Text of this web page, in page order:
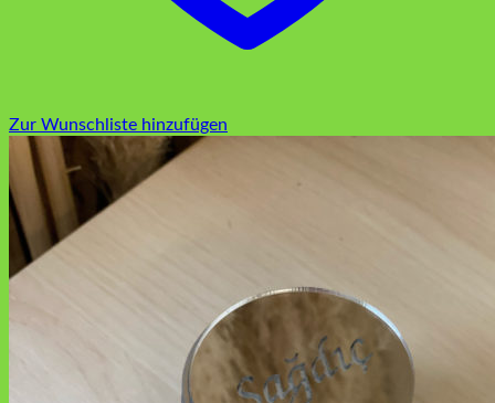
Zur Wunschliste hinzufügen